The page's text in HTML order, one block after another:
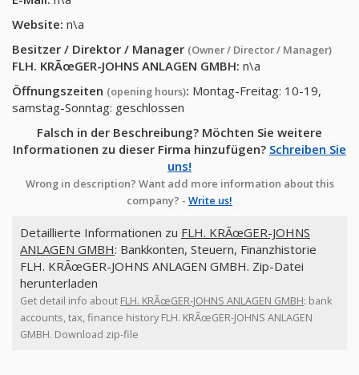
Website: n\a
Besitzer / Direktor / Manager (Owner / Director / Manager)
FLH. KRÃœGER-JOHNS ANLAGEN GMBH: n\a
Öffnungszeiten (opening hours): Montag-Freitag: 10-19,
samstag-Sonntag: geschlossen
Falsch in der Beschreibung? Möchten Sie weitere
Informationen zu dieser Firma hinzufügen? Schreiben Sie
uns!
Wrong in description? Want add more information about this
company? - Write us!
Detaillierte Informationen zu FLH. KRÃœGER-JOHNS
ANLAGEN GMBH: Bankkonten, Steuern, Finanzhistorie
FLH. KRÃœGER-JOHNS ANLAGEN GMBH. Zip-Datei
herunterladen
Get detail info about FLH. KRÃœGER-JOHNS ANLAGEN GMBH: bank
accounts, tax, finance history FLH. KRÃœGER-JOHNS ANLAGEN
GMBH. Download zip-file